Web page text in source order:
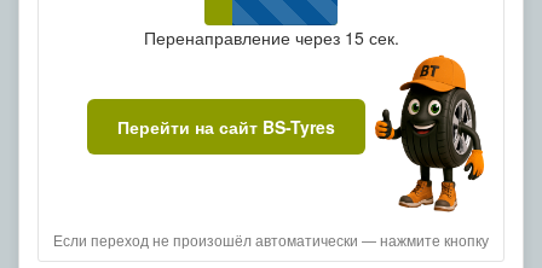
Перенаправление через 15сек.
Перейти на сайт BS-Tyres
Если переход не произошёл автоматически — нажмите кнопку